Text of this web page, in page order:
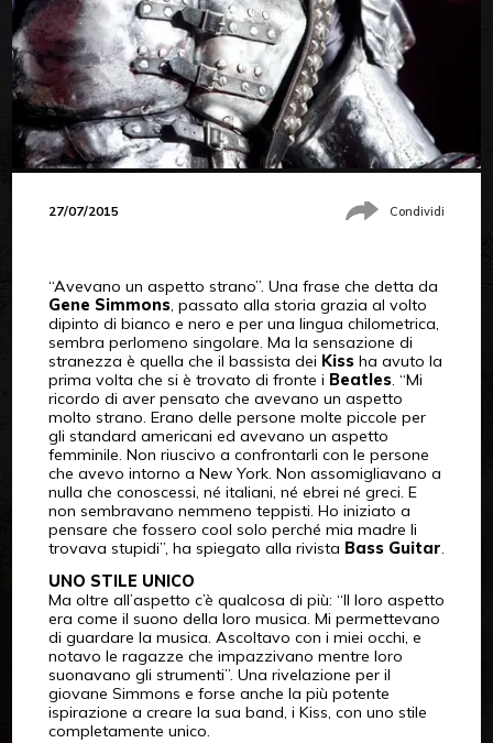
27/07/2015 Condividi
“Avevano un aspetto strano”. Una frase che detta da
Gene Simmons, passato alla storia grazia al volto
dipinto di bianco e nero e per una lingua chilometrica,
sembra perlomeno singolare. Ma la sensazione di
stranezza è quella che il bassista dei Kissha avuto la
prima volta che si è trovato di fronte i Beatles. “Mi
ricordo di aver pensato che avevano un aspetto
molto strano. Erano delle persone molte piccole per
gli standard americani ed avevano un aspetto
femminile. Non riuscivo a confrontarli con le persone
che avevo intorno a New York. Non assomigliavano a
nulla che conoscessi, né italiani, né ebrei né greci. E
non sembravano nemmeno teppisti. Ho iniziato a
pensare che fossero cool solo perché mia madre li
trovava stupidi”, ha spiegato alla rivista Bass Guitar.
UNO STILE UNICO
Ma oltre all’aspetto c’è qualcosa di più: “Il loro aspetto
era come il suono della loro musica. Mi permettevano
di guardare la musica. Ascoltavo con i miei occhi, e
notavo le ragazze che impazzivano mentre loro
suonavano gli strumenti”. Una rivelazione per il
giovane Simmons e forse anche la più potente
ispirazione a creare la sua band, i Kiss, con uno stile
completamente unico.